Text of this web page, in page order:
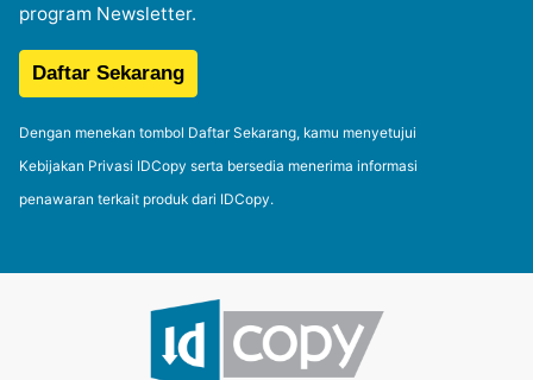
program Newsletter.
Dengan menekan tombol Daftar Sekarang, kamu menyetujui
Kebijakan Privasi IDCopy serta bersedia menerima informasi
penawaran terkait produk dari IDCopy.